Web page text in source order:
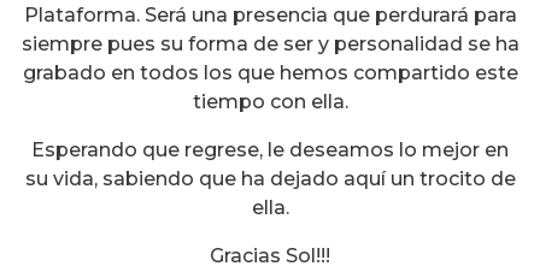
Plataforma. Será una presencia que perdurará para
siempre pues su forma de ser y personalidad se ha
grabado en todos los que hemos compartido este
tiempo con ella.
Esperando que regrese, le deseamos lo mejor en
su vida, sabiendo que ha dejado aquí un trocito de
ella.
Gracias Sol!!!